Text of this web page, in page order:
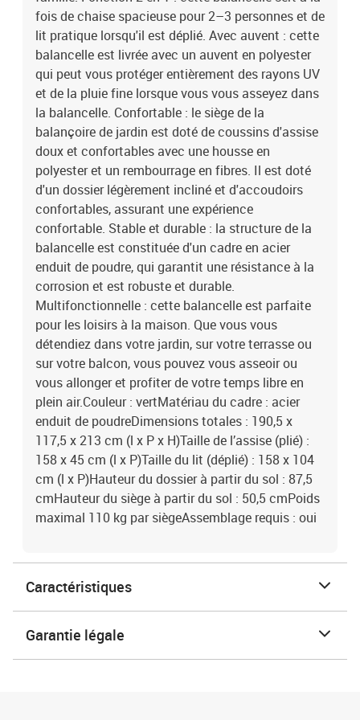
fois de chaise spacieuse pour 2–3 personnes et de
lit pratique lorsqu'il est déplié. Avec auvent : cette
balancelle est livrée avec un auvent en polyester
qui peut vous protéger entièrement des rayons UV
et de la pluie fine lorsque vous vous asseyez dans
la balancelle. Confortable : le siège de la
balançoire de jardin est doté de coussins d'assise
doux et confortables avec une housse en
polyester et un rembourrage en fibres. Il est doté
d'un dossier légèrement incliné et d'accoudoirs
confortables, assurant une expérience
confortable. Stable et durable : la structure de la
balancelle est constituée d'un cadre en acier
enduit de poudre, qui garantit une résistance à la
corrosion et est robuste et durable.
Multifonctionnelle : cette balancelle est parfaite
pour les loisirs à la maison. Que vous vous
détendiez dans votre jardin, sur votre terrasse ou
sur votre balcon, vous pouvez vous asseoir ou
vous allonger et profiter de votre temps libre en
plein air.Couleur : vertMatériau du cadre : acier
enduit de poudreDimensions totales : 190,5 x
117,5 x 213 cm (l x P x H)Taille de l’assise (plié) :
158 x 45 cm (l x P)Taille du lit (déplié) : 158 x 104
cm (l x P)Hauteur du dossier à partir du sol : 87,5
cmHauteur du siège à partir du sol : 50,5 cmPoids
maximal 110 kg par siègeAssemblage requis : oui
Caractéristiques
Garantie légale